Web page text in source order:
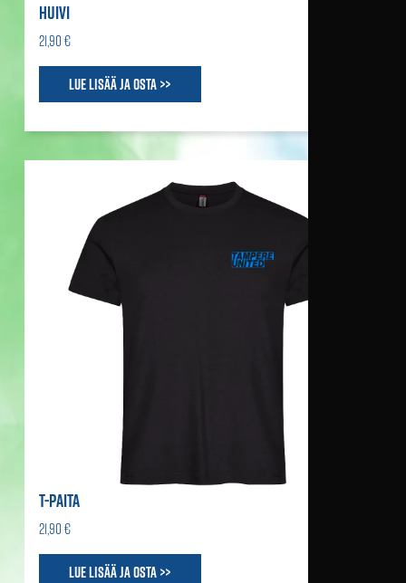
HUIVI
21,90 €
Lue lisää ja osta >>
T-PAITA
21,90 €
Lue lisää ja osta >>